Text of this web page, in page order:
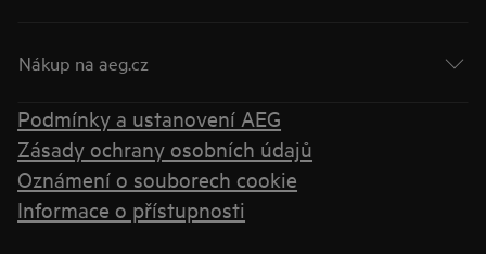
Nákup na aeg.cz
Podmínky a ustanovení AEG
Zásady ochrany osobních údajů
Oznámení o souborech cookie
Informace o přístupnosti